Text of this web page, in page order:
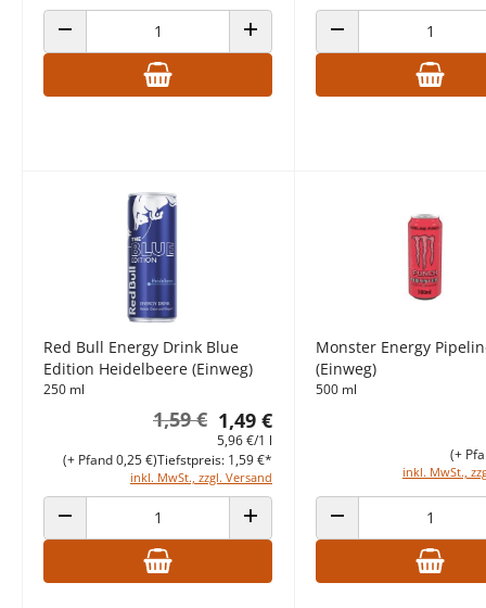
ANZAHL VERRINGERN ANZAHL ERHÖHENANZAHL VERRINGERN
Red Bull Energy Drink Blue
Edition Heidelbeere (Einweg)
250 ml
1,49 €
1,59 €
5,96 €/1 l
inkl. MwSt., zzgl. Versand
(+ Pfand 0,25 €)Tiefstpreis: 1,59 €*
ANZAHL VERRINGERN ANZAHL ERHÖHEN
Monster Energy
(Einweg)
500 ml
inkl. MwSt.,
(+
ANZAHL VERRINGERN